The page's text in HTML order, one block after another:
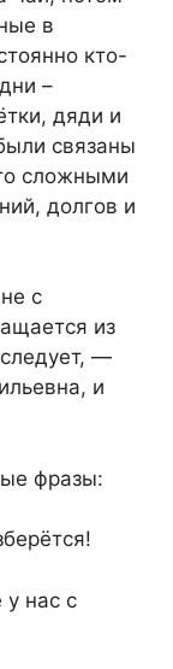
в
кто-
–
дяди и
связаны
сложными
долгов и
с
из
—
и
фразы:
нас с